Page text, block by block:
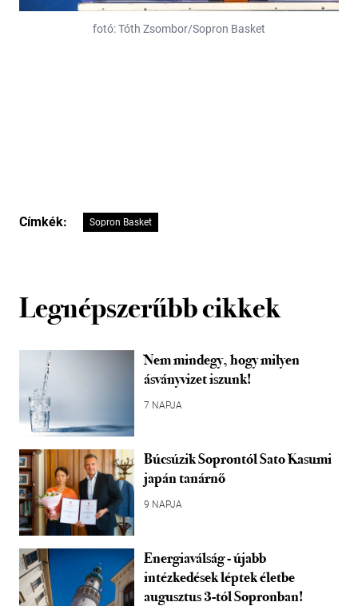
fotó: Tóth Zsombor/Sopron Basket
Címkék: Sopron Basket
Legnépszerűbb cikkek
Nem mindegy, hogy milyen
ásványvizet iszunk!
7 NAPJA
Búcsúzik Soprontól Sato Kasumi
japán tanárnő
9 NAPJA
Energiaválság - újabb
intézkedések léptek életbe
augusztus 3-tól Sopronban!